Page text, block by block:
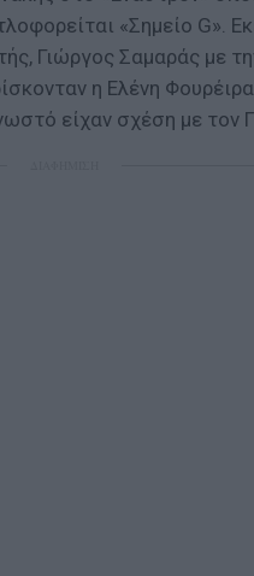
«Σημείο G».
Γιώργος Σαμαράς με
η Ελένη
είχαν σχέση με τον